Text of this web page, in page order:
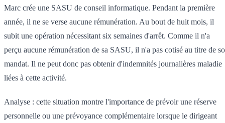
Marc crée une SASU de conseil informatique. Pendant la première
année, il ne se verse aucune rémunération. Au bout de huit mois, il
subit une opération nécessitant six semaines d'arrêt. Comme il n'a
perçu aucune rémunération de sa SASU, il n'a pas cotisé au titre de
mandat. Il ne peut donc pas obtenir d'indemnités journalières maladie
liées à cette activité.
Analyse : cette situation montre l'importance de prévoir une réserve
personnelle ou une prévoyance complémentaire lorsque le dirigeant